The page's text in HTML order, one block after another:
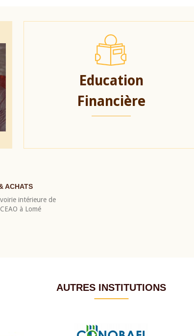
Education
Financière
ACHATS
intérieure de
à Lomé
AUTRES INSTITUTIONS